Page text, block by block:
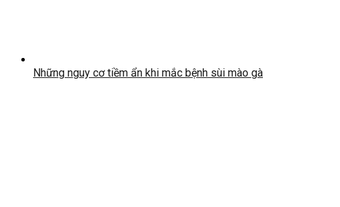
Những nguy cơ tiềm ẩn khi mắc bệnh sùi mào gà